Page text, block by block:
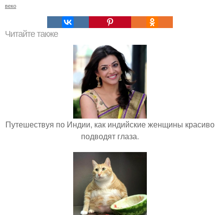
веко
Читайте также
Путешествуя по Индии, как индийские женщины красиво
подводят глаза.